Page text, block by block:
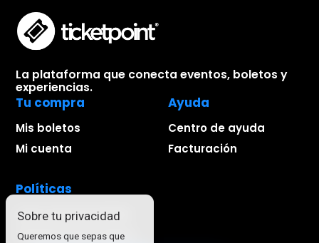
Sobre tu privacidad
Queremos que sepas que
La plataforma que conecta eventos, boletos y
experiencias.
Tu compra
Mis boletos
Mi cuenta
Ayuda
Centro de ayuda
Facturación
Políticas
Aviso de privacidad
Términos de compra